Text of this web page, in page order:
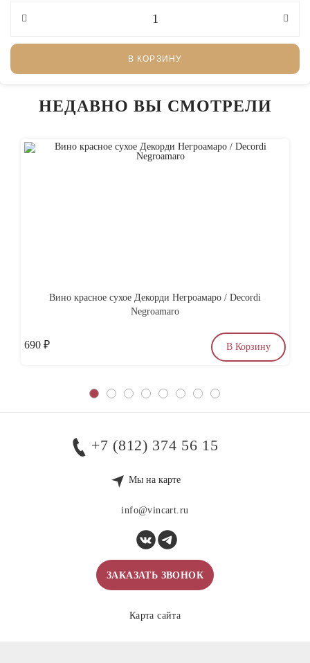
В КОРЗИНУ
НЕДАВНО ВЫ СМОТРЕЛИ
Вино красное сухое Декорди Негроамаро / Decordi
Negroamaro
690 ₽ В Корзину
+7 (812) 374 56 15
Мы на карте
info@vincart.ru
ЗАКАЗАТЬ ЗВОНОК
Карта сайта